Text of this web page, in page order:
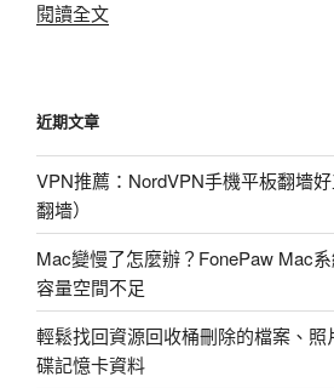
閱讀全文〈如
PR?
PR
是
甚
麼?〉
近期文章
VPN推薦：NordVPN手機平板翻墻
翻墻）
Mac變慢了怎麼辦？FonePaw Mac
容量空間不足
輕鬆找回資源回收桶刪除的檔案、照
碟記憶卡資料